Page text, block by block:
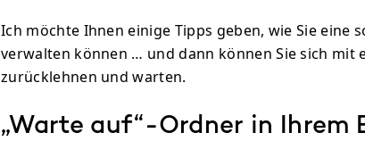
Ich möchte Ihnen einige Tipps geben, wie Sie eine
verwalten können … und dann können Sie sich mit
zurücklehnen und warten.
„Warte auf“-Ordner in